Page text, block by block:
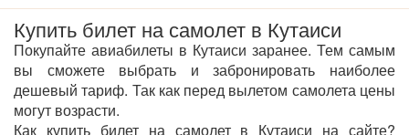
Купить билет на самолет в Кутаиси
Покупайте авиабилеты в Кутаиси заранее. Тем самым
вы сможете выбрать и забронировать наиболее
дешевый тариф. Так как перед вылетом самолета цены
могут возрасти.
Как купить билет на самолет в Кутаиси на сайте?